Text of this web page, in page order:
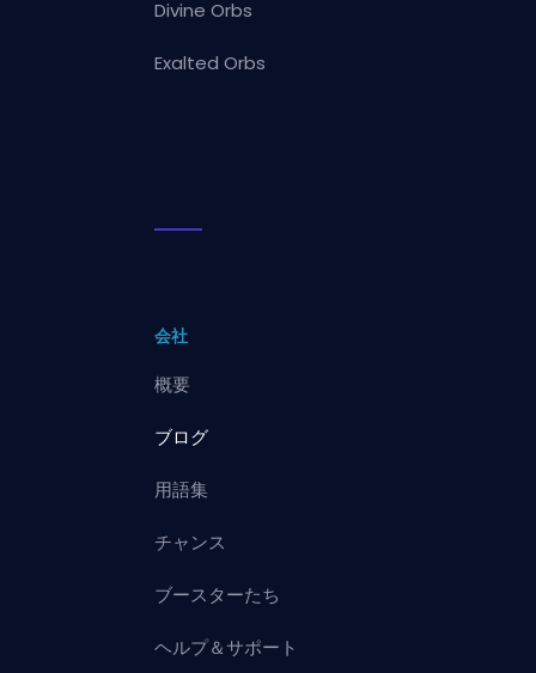
Divine Orbs
Exalted Orbs
会社
概要
ブログ
用語集
チャンス
ブースターたち
ヘルプ＆サポート